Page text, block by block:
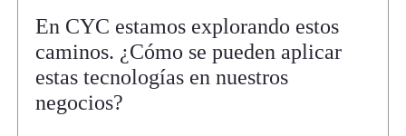
En CYC estamos explorando estos
caminos. ¿Cómo se pueden aplicar
estas tecnologías en nuestros
negocios?